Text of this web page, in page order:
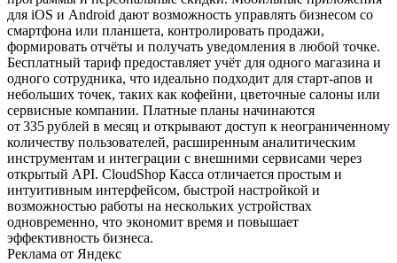
для iOS и Android дают возможность управлять бизнесом со
смартфона или планшета, контролировать продажи,
формировать отчёты и получать уведомления в любой точке.
Бесплатный тариф предоставляет учёт для одного магазина и
одного сотрудника, что идеально подходит для старт‑апов и
небольших точек, таких как кофейни, цветочные салоны или
сервисные компании. Платные планы начинаются
от 335 рублей в месяц и открывают доступ к неограниченному
количеству пользователей, расширенным аналитическим
инструментам и интеграции с внешними сервисами через
открытый API. CloudShop Касса отличается простым и
интуитивным интерфейсом, быстрой настройкой и
возможностью работы на нескольких устройствах
одновременно, что экономит время и повышает
эффективность бизнеса.
Реклама от Яндекс